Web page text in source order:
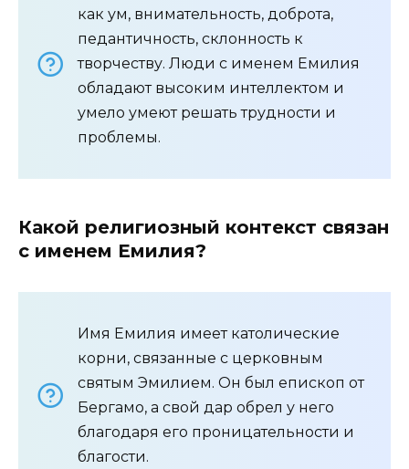
как ум, внимательность, доброта,
педантичность, склонность к
творчеству. Люди с именем Емилия
обладают высоким интеллектом и
умело умеют решать трудности и
проблемы.
Какой религиозный контекст связан
с именем Емилия?
Имя Емилия имеет католические
корни, связанные с церковным
святым Эмилием. Он был епископ от
Бергамо, а свой дар обрел у него
благодаря его проницательности и
благости.